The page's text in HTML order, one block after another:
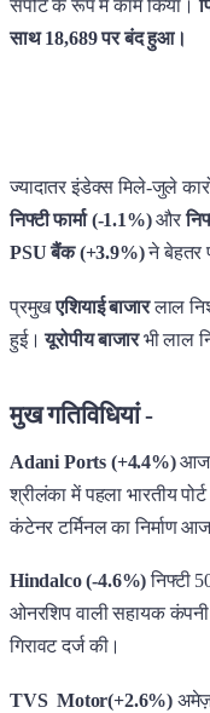
सपोर्ट के रूप में काम किया।
साथ 18,689 पर बंद हुआ।
ज्यादातर इंडेक्स मिले-जुले
निफ्टी फार्मा (-1.1%)और
PSU बैंक (+3.9%)ने बेहतर
प्रमुखएशियाई बाजारलाल
हुई। यूरोपीय बाजारभी लाल
मुख गतिविधियां -
Adani Ports (+4.4%)आज
श्रीलंका में पहला भारतीय
कंटेनर टर्मिनल का निर्माण
Hindalco (-4.6%)निफ्टी
ओनरशिप वाली सहायक
गिरावट दर्ज की।
TVS Motor(+2.6%)